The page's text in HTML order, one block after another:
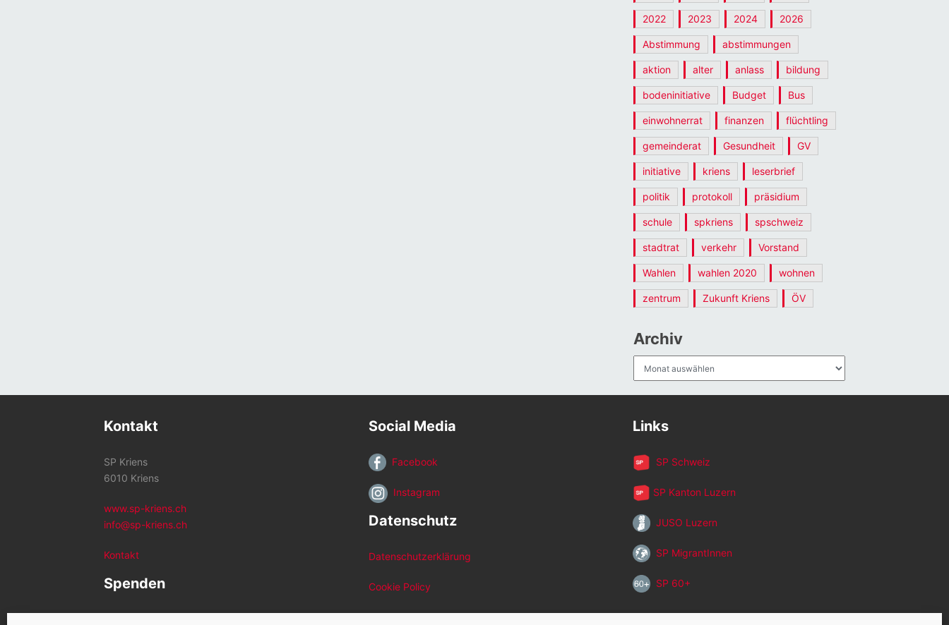
2022 2023 2024 2026
Abstimmung abstimmungen
aktion alter anlass bildung
bodeninitiative Budget Bus
einwohnerrat finanzen flüchtling
gemeinderat Gesundheit GV
initiative kriens leserbrief
politik protokoll präsidium
schule spkriens spschweiz
stadtrat verkehr Vorstand
Wahlen wahlen 2020 wohnen
zentrum Zukunft Kriens ÖV
Archiv
Kontakt
SP Kriens
6010 Kriens
www.sp-kriens.ch
info@sp-kriens.ch
Kontakt
Spenden
Social Media
Facebook
Instagram
Datenschutz
Datenschutzerklärung
Cookie Policy
Links
SP Schweiz
SP Kanton Luzern
JUSO Luzern
SP MigrantInnen
SP 60+